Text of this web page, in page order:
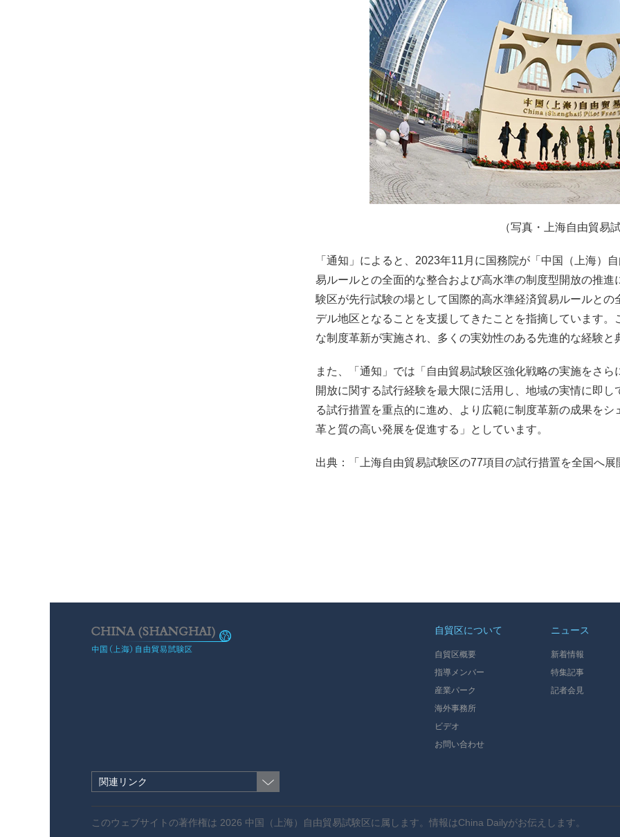
（写真・上海自由貿易
「通知」によると、2023年11月に国務院が「中国（上海）
易ルールとの全面的な整合および高水準の制度型開放の推
験区が先行試験の場として国際的高水準経済貿易ルールと
デル地区となることを支援してきたことを指摘しています
な制度革新が実施され、多くの実効性のある先進的な経験と
また、「通知」では「自由貿易試験区強化戦略の実施をさ
開放に関する試行経験を最大限に活用し、地域の実情に即
る試行措置を重点的に進め、より広範に制度革新の成果を
革と質の高い発展を促進する」としています。
出典：「上海自由貿易試験区の77項目の試行措置を全国へ展
関連リンク
自貿区について
自貿区概要
指導メンバー
産業パーク
海外事務所
ビデオ
お問い合わせ
ニュース
新着情報
特集記事
記者会見
このウェブサイトの著作権は 2026 中国（上海）自由貿易試験区に属します。情報はChina Dailyがお伝えします。